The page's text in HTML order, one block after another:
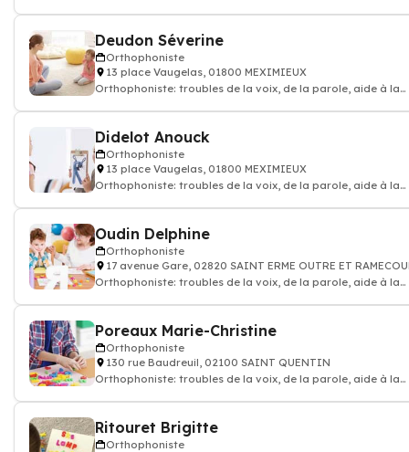
Deudon Séverine
Orthophoniste
13 place Vaugelas, 01800 MEXIMIEUX
Orthophoniste: troubles de la voix, de la parole, aide à la
Didelot Anouck
Orthophoniste
13 place Vaugelas, 01800 MEXIMIEUX
Orthophoniste: troubles de la voix, de la parole, aide à la
Oudin Delphine
Orthophoniste
17 avenue Gare, 02820 SAINT ERME OUTRE ET
Orthophoniste: troubles de la voix, de la parole, aide à la
Poreaux Marie-Christine
Orthophoniste
130 rue Baudreuil, 02100 SAINT QUENTIN
Orthophoniste: troubles de la voix, de la parole, aide à la
Ritouret Brigitte
Orthophoniste